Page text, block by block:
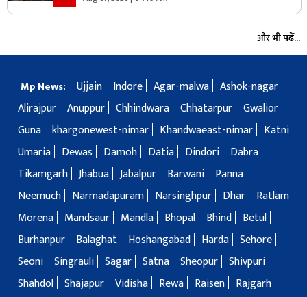
और भी पढ़ें...
Mp News: Ujjain Indore Agar-malwa Ashok-nagar
Alirajpur Anuppur Chhindwara Chhatarpur Gwalior
Guna khargonewest-nimar Khandwaeast-nimar
Katni
Umaria
Dewas Damoh Datia Dindori
Dabra
Tikamgarh Jhabua Jabalpur Barwani
Panna
Neemuch
Narmadapuram Narsinghpur Dhar
Ratlam
Morena
Mandsaur Mandla Bhopal Bhind
Betul
Burhanpur
Balaghat Hoshangabad Harda Sehore
Seoni Singrauli Sagar Satna Sheopur Shivpuri
Shahdol Shajapur Vidisha Rewa Raisen
Rajgarh